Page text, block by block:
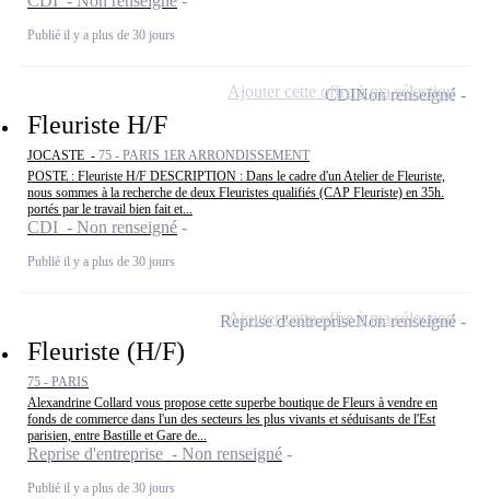
Publié il y a plus de 30 jours
Fleuriste H/F
JOCASTE - 75 - PARIS 1ER ARRONDISSEMENT
POSTE : Fleuriste H/F DESCRIPTION : Dans le cadre d'un Atelier de Fleuriste,
nous sommes à la recherche de deux Fleuristes qualifiés (CAP Fleuriste) en 35h.
portés par le travail bien fait et...
CDI - Non renseigné
Publié il y a plus de 30 jours
CDINon renseigné
Ajouter cette offre à ma sélection
Fleuriste (H/F)
75 - PARIS
Alexandrine Collard vous propose cette superbe boutique de Fleurs à vendre en
fonds de commerce dans l'un des secteurs les plus vivants et séduisants de l'Est
parisien, entre Bastille et Gare de...
Reprise d'entreprise - Non renseigné
Publié il y a plus de 30 jours
Reprise d'entrepriseNon renseigné
Ajouter cette offre à ma sélection